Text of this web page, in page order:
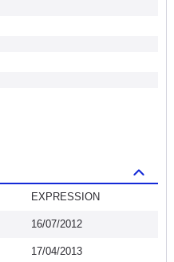
EXPRESSION
16/07/2012
17/04/2013